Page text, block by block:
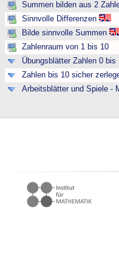
Summen bilden aus 2
Sinnvolle Differenzen
Bilde sinnvolle Summen
Zahlenraum von 1 bis 10
Übungsblätter Zahlen 0
Zahlen bis 10 sicher
Arbeitsblätter und Spiele -